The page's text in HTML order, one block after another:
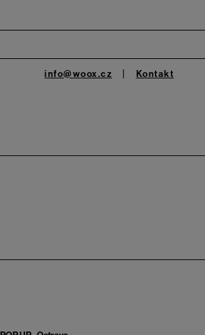
info@woox.cz Kontakt